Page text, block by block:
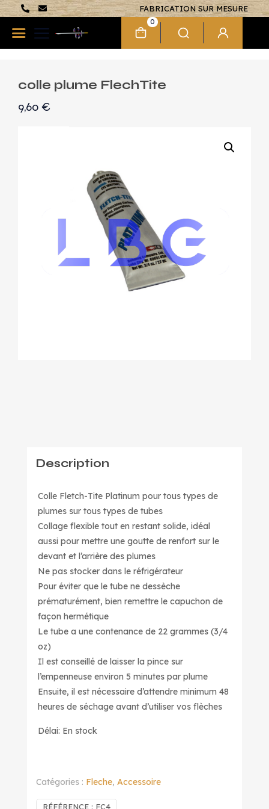
FABRICATION SUR MESURE
0
colle plume FlechTite
9,60 €
Description
Colle Fletch-Tite Platinum pour tous types de
plumes sur tous types de tubes
Collage flexible tout en restant solide, idéal
aussi pour mettre une goutte de renfort sur le
devant et l’arrière des plumes
Ne pas stocker dans le réfrigérateur
Pour éviter que le tube ne dessèche
prématurément, bien remettre le capuchon de
façon hermétique
Le tube a une contenance de 22 grammes (3/4
oz)
Il est conseillé de laisser la pince sur
l’empenneuse environ 5 minutes par plume
Ensuite, il est nécessaire d’attendre minimum 48
heures de séchage avant d’utiliser vos flèches
Délai: En stock
Catégories : Fleche, Accessoire
RÉFÉRENCE : FC4